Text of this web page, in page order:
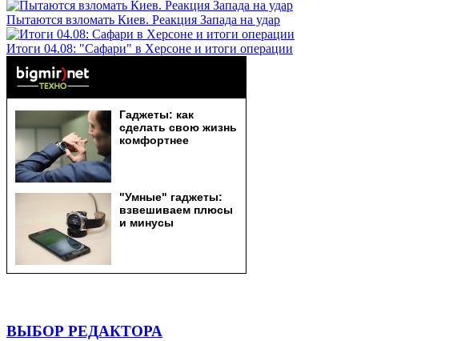
Пытаются взломать Киев. Реакция Запада на удар
Итоги 04.08: "Сафари" в Херсоне и итоги операции
ВЫБОР РЕДАКТОРА